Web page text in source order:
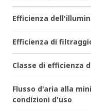
Efficienza
Efficienza di
Classe di efficienza
Flusso d'aria alla
condizioni d'uso